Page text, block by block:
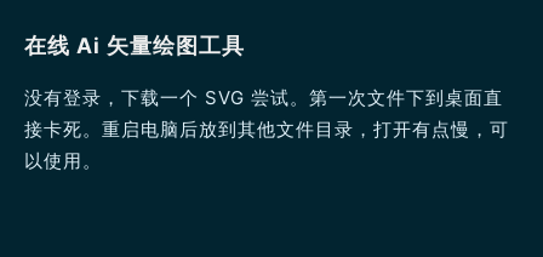
在线 Ai 矢量绘图工具
没有登录，下载一个 SVG 尝试。第一次文件下到桌面直
接卡死。重启电脑后放到其他文件目录，打开有点慢，可
以使用。